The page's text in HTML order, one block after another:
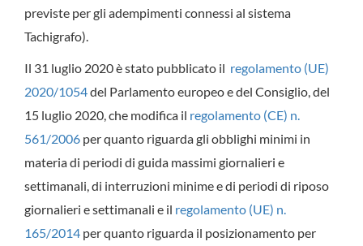
previste per gli adempimenti connessi al sistema
Tachigrafo).
Il 31 luglio 2020 è stato pubblicato il regolamento (UE)
2020/1054del Parlamento europeo e del Consiglio, del
15 luglio 2020, che modifica il regolamento (CE) n.
561/2006 per quanto riguarda gli obblighi minimi in
materia di periodi di guida massimi giornalieri e
settimanali, di interruzioni minime e di periodi di riposo
giornalieri e settimanali e il regolamento (UE) n.
165/2014 per quanto riguarda il posizionamento per